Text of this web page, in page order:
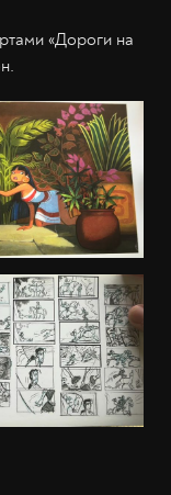
«Дороги на